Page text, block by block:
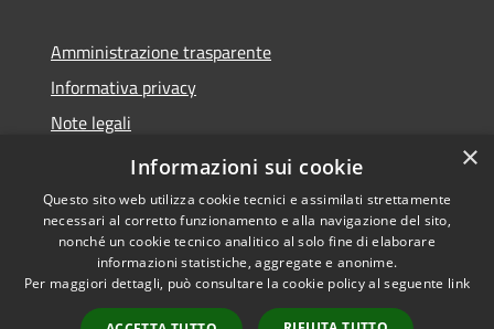
Amministrazione trasparente
Informativa privacy
Note legali
Dichiarazione di accessibilità
Accessibilità
Copyright © 2026 • Comune di
Valbondione • Powered by
Municipium• Accesso
×
Informazioni sui cookie
Questo sito web utilizza cookie tecnici e assimilati strettamente
necessari al corretto funzionamento e alla navigazione del sito,
nonché un cookie tecnico analitico al solo fine di elaborare
informazioni statistiche, aggregate e anonime.
Per maggiori dettagli, può consultare la cookie policy al seguente link